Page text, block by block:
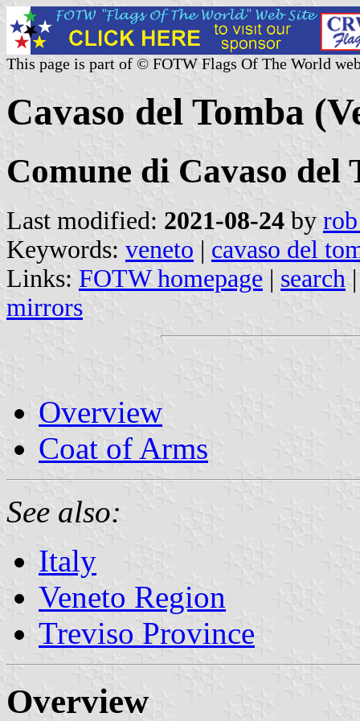
This page is part of © FOTW Flags Of The World
Cavaso del Tomba
Comune di Cavaso del
Last modified: 2021-08-24 by
Keywords: veneto | cavaso del
Links: FOTW homepage | search
mirrors
Overview
Coat of Arms
See also:
Italy
Veneto Region
Treviso Province
Overview